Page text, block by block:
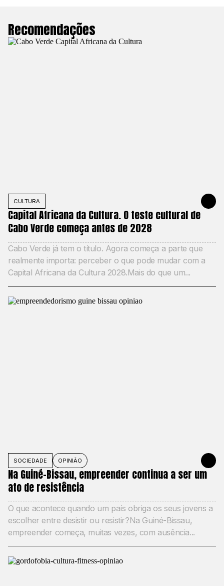
Recomendações
CULTURA JUNE 2,
Capital Africana da Cultura. O teste cultural de
Cabo Verde começa antes de 2028
Cabo Verde já tem o título. Agora começa a parte que
realmente importa: perceber o que pode mudar com a
Capital Africana da Cultura 2028.Mais do que um...
SOCIEDADE OPINIÃO JUNE 1,
Na Guiné-Bissau, empreender continua a ser um
ato de resistência
O que acontece quando um país obriga os seus jovens a
escolher entre desistir ou resistir?Na Guiné-Bissau,
empreender começa, muitas vezes, com ausência...